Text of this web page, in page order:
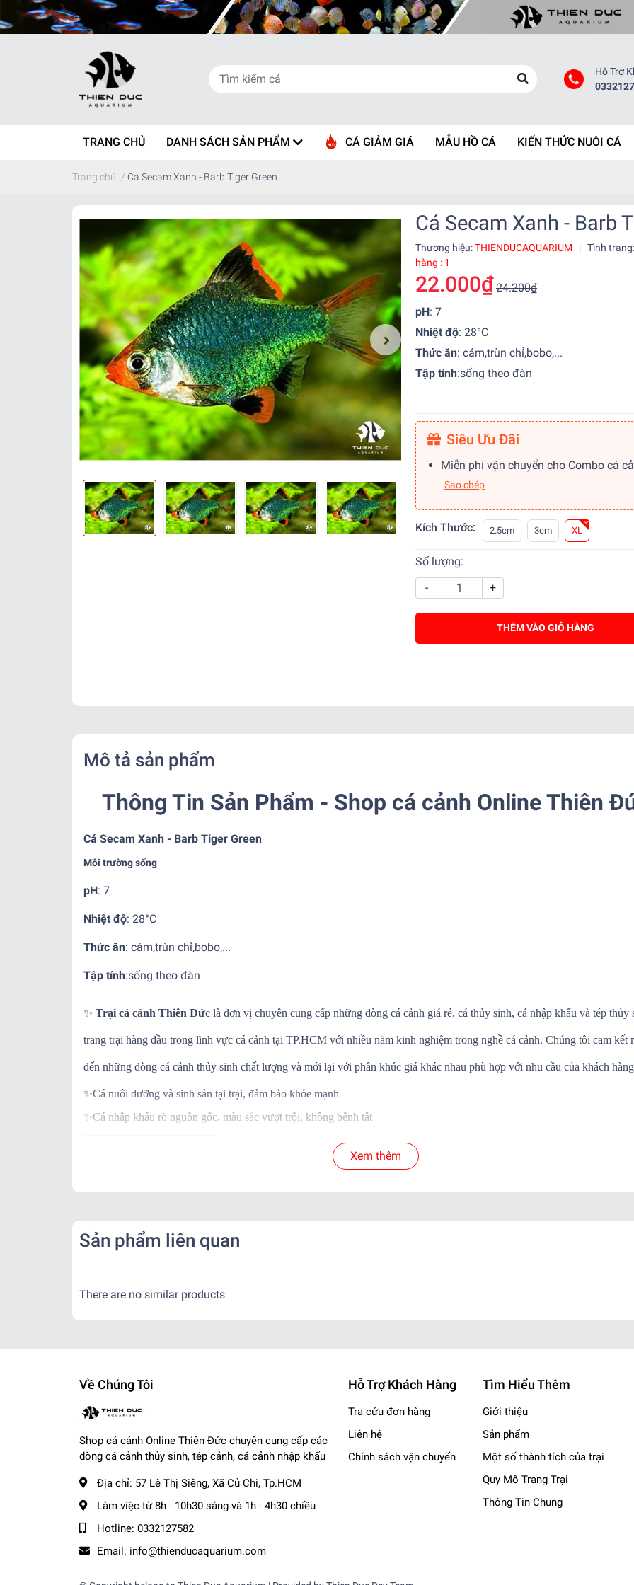
Hỗ Trợ
TRANG CHỦ DANH SÁCH SẢN PHẨM CÁ GIẢM GIÁ MẪU HỒ CÁ KIẾN THỨC NUÔI CÁ
Trang chủ / Cá Secam Xanh - Barb Tiger Green
Cá Secam Xanh - Barb
Thương hiệu:THIENDUCAQUARIUM |
Tình
hàng : 1
22.000₫ 24.200₫
pH: 7
Nhiệt độ: 28°C
Thức ăn: cám,trùn chỉ,bobo,...
Tập tính:sống theo đàn
Siêu Ưu Đãi
Miễn phí vận chuyển cho Combo cá
Sao chép
Kích Thước: 2.5cm 3cm XL
Số lượng:
-
+
THÊM VÀO GIỎ HÀNG
Mô tả sản phẩm
Thông Tin Sản Phẩm - Shop cá cảnh Online Thiên
Cá Secam Xanh - Barb Tiger Green
Môi trường sống
pH: 7
Nhiệt độ: 28°C
Thức ăn: cám,trùn chỉ,bobo,...
Tập tính:sống theo đàn
✨ Trại cá cảnh Thiên Đức là đơn vị chuyên cung cấp những dòng cá cảnh giá rẻ, cá thủy sinh, cá nhập khẩu và tép thủy
trang trại hàng đầu trong lĩnh vực cá cảnh tại TP.HCM với nhiều năm kinh nghiệm trong nghề cá cảnh. Chúng tôi cam kết
đến những dòng cá cảnh thủy sinh chất lượng và mới lại với phân khúc giá khác nhau phù hợp với nhu cầu của khách hàng
✨Cá nuôi dưỡng và sinh sản tại trại, đảm bảo khỏe mạnh
✨Cá nhập khẩu rõ nguồn gốc, màu sắc vượt trội, không bệnh tật
Ngoài ra khi mua hàng, trại còn BẢO HÀNH CÁ SỐNG đến tay khách hàng
Khi nhận hàng vui lòng quay video kiểm tra thùng cá để shop xử lý nếu có hư hao.
Kể từ khi đơn hàng đã bàn giao cho đơn vị vận chuyển.
- Nội thành: + Hỏa Tốc: 1-2 tiếng ( Tính theo phí grab )
- Tỉnh Miền Bắc: + 2 - 3 ngày
☎️ Hotline (Zalo): 0332127582 / 0982577871
Website:
📧Email : info@thienducaquarium.com
Địa chỉ: 57 Lê Thị Siêng, Ấp Tiền, Tân Thông Hội, Củ Chi
#cacanh #cathuysinh #caneon #cacanhgiare #thuysinhgiare
Cảm ơn quý khách đã tin tưởng và ủng hộ ❤️❤️❤️❤️
Xem thêm
Sản phẩm liên quan
There are no similar products
Về Chúng Tôi
Shop cá cảnh Online Thiên Đức chuyên cung cấp các
dòng cá cảnh thủy sinh, tép cảnh, cá cảnh nhập khẩu
Địa chỉ: 57 Lê Thị Siêng, Xã Củ Chi, Tp.HCM
Làm việc từ 8h - 10h30 sáng và 1h - 4h30 chiều
Hotline: 0332127582
Email: info@thienducaquarium.com
Hỗ Trợ Khách Hàng
Tra cứu đơn hàng
Liên hệ
Chính sách vận chuyển
Tìm Hiểu Thêm
Giới thiệu
Sản phẩm
Một số thành tích của trại
Quy Mô Trang Trại
Thông Tin Chung